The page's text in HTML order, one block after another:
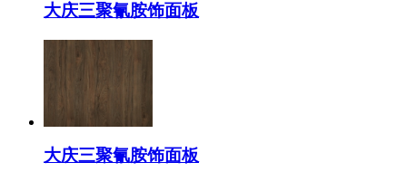
大庆三聚氰胺饰面板
大庆三聚氰胺饰面板